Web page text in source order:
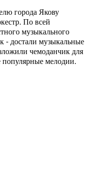
города Якову
По всей
музыкального
- достали музыкальные
чемоданчик для
популярные мелодии.